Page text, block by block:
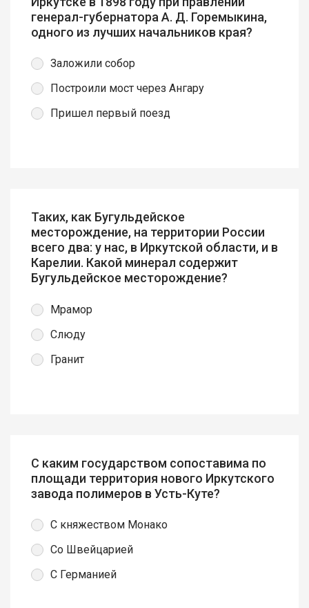
генерал-губернатора А. Д. Горемыкина,
одного из лучших начальников края?
Заложили собор
Построили мост через Ангару
Пришел первый поезд
Таких, как Бугульдейское
месторождение, на территории России
всего два: у нас, в Иркутской области, и в
Карелии. Какой минерал содержит
Бугульдейское месторождение?
Мрамор
Слюду
Гранит
С каким государством сопоставима по
площади территория нового Иркутского
завода полимеров в Усть-Куте?
С княжеством Монако
Со Швейцарией
С Германией